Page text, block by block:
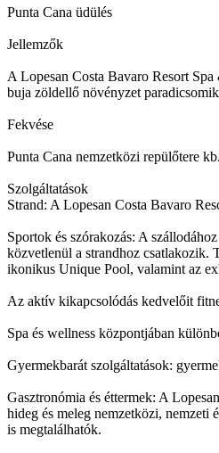
Punta Cana üdülés
Jellemzők
A Lopesan Costa Bavaro Resort
buja zöldellő növényzet
Fekvése
Punta Cana nemzetközi repülőtere
Szolgáltatások
Strand: A Lopesan Costa Bavaro
Sportok és szórakozás: A
közvetlenül a strandhoz csatlakozik.
ikonikus Unique Pool, valamint az
Az aktív kikapcsolódás kedvelőit
Spa és wellness központjában
Gyermekbarát szolgáltatások:
Gasztronómia és éttermek: A
hideg és meleg nemzetközi, nemzeti
is megtalálhatók.